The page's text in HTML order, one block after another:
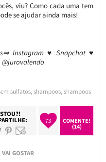
viu? Como cada uma tem
se ajudar ainda mais!
Instagram ♥ Snapchat ♥
sulfatos,shampoos,shampoos
73
COMENTE!
(14)
GOSTAR